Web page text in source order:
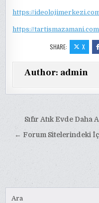
https://
https://
SHARE: X
Author: admin
Yazı
gezinmesi
Sıfır Atık Evde Daha
← Forum Sitelerindeki
Ara